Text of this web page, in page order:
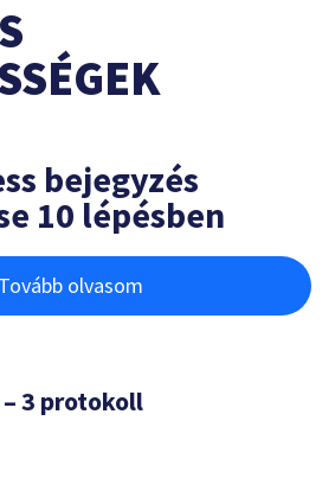
bejegyzés
10 lépésben
Tovább olvasom
3 protokoll